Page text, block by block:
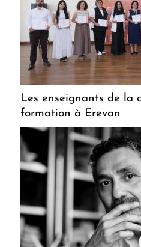
Les enseignants de la
formation à Erevan